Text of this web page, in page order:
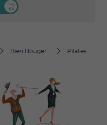
Bien Bouger Pilates